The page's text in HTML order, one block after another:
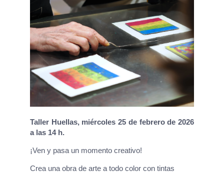
Taller Huellas, miércoles 25 de febrero de 2026
a las 14 h.
¡Ven y pasa un momento creativo!
Crea una obra de arte a todo color con tintas